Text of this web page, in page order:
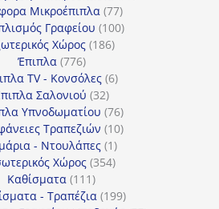
Μικροέπιπλα 7777
προϊόντα
Γραφείου 100100
Χώρος 186186
Έπιπλα 776776
προϊόντα
TV - Κονσόλες 66
Σαλονιού 3232
προϊόντα
Υπνοδωματίου 7676
προϊόντα
Τραπεζιών 1010
- Ντουλάπες 11
προϊόν
Χώρος 354354
Καθίσματα 111111
προϊόντα
- Τραπέζια 199199